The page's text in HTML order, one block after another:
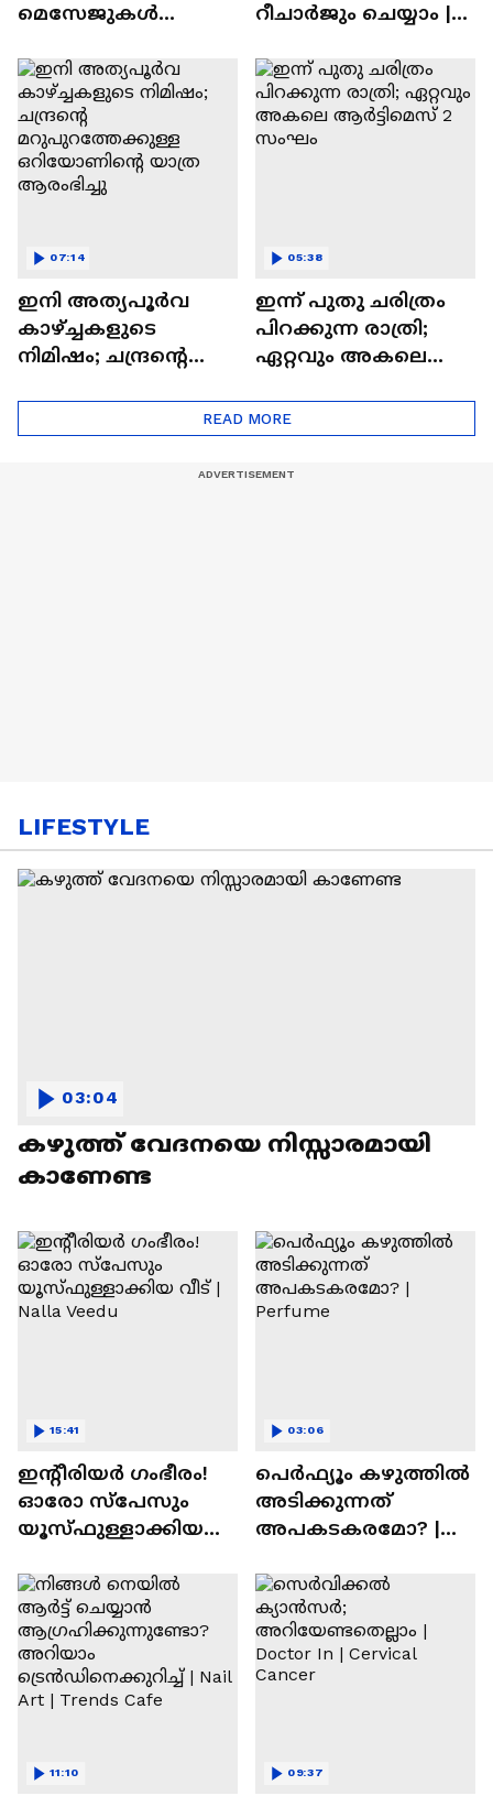
മെസേജുകള്‍
WhatsApp | Tech Talk
റീചാർജും ചെയ്യാം |
Tech Talk
ഇനി അത്യപൂര്‍വ
കാഴ്ച്ചകളുടെ
നിമിഷം; ചന്ദ്രന്റെ
ഒറിയോണിന്റെ യാത്ര
ആരംഭിച്ചു
07:14
ഇന്ന് പുതു ചരിത്രം
പിറക്കുന്ന രാത്രി;
ഏറ്റവും അകലെ
05:38
READ MORE
LIFESTYLE
കഴുത്ത് വേദനയെ നിസ്സാരമായി
കാണേണ്ട
03:04
ഇന്റീരിയർ ഗംഭീരം!
ഓരോ സ്‌പേസും
യൂസ്ഫുള്ളാക്കിയ
15:41
പെർഫ്യൂം കഴുത്തിൽ
അടിക്കുന്നത്
അപകടകരമോ? |
03:06
11:10 09:37